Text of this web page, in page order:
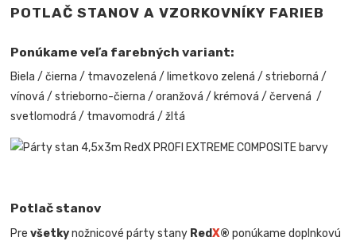
POTLAČ STANOV A VZORKOVNÍKY FARIEB
Ponúkame veľa farebných variant:
Biela / čierna / tmavozelená / limetkovo zelená / strieborná /
vínová / strieborno-čierna / oranžová / krémová / červená /
svetlomodrá / tmavomodrá / žltá
Potlač stanov
Prevšetkynožnicové párty stany RedX® ponúkame doplnkovú